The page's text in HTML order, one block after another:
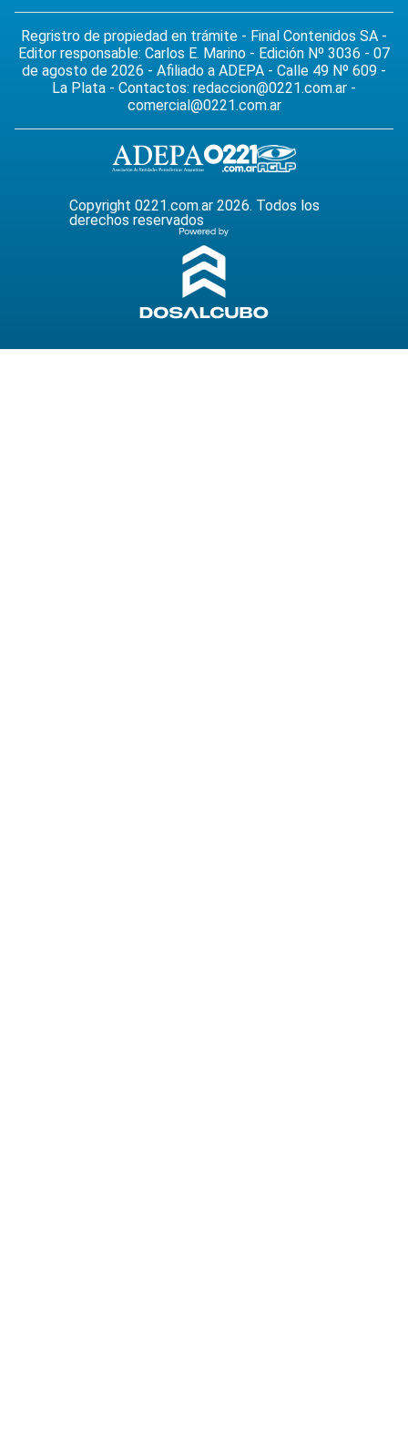
Regristro de propiedad en trámite - Final Contenidos SA -
Editor responsable: Carlos E. Marino - Edición Nº 3036 - 07
de agosto de 2026 - Afiliado a ADEPA - Calle 49 Nº 609 -
La Plata - Contactos: redaccion@0221.com.ar -
comercial@0221.com.ar
Copyright 0221.com.ar 2026. Todos los
derechos reservados